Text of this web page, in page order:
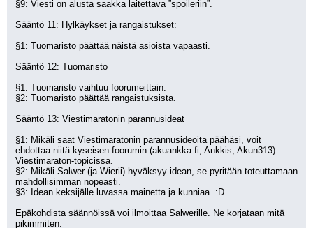
§9: Viesti on alusta saakka laitettava ”spoileriin”.
Sääntö 11: Hylkäykset ja rangaistukset:
§1: Tuomaristo päättää näistä asioista vapaasti.
Sääntö 12: Tuomaristo
§1: Tuomaristo vaihtuu foorumeittain.
§2: Tuomaristo päättää rangaistuksista.
Sääntö 13: Viestimaratonin parannusideat
§1: Mikäli saat Viestimaratonin parannusideoita päähäsi, voit
ehdottaa niitä kyseisen foorumin (akuankka.fi, Ankkis, Akun313)
Viestimaraton-topicissa.
§2: Mikäli Salwer (ja Wierii) hyväksyy idean, se pyritään toteuttamaan
mahdollisimman nopeasti.
§3: Idean keksijälle luvassa mainetta ja kunniaa. :D
Epäkohdista säännöissä voi ilmoittaa Salwerille. Ne korjataan mitä
pikimmiten.